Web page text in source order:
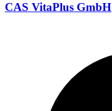
CAS VitaPlus GmbH